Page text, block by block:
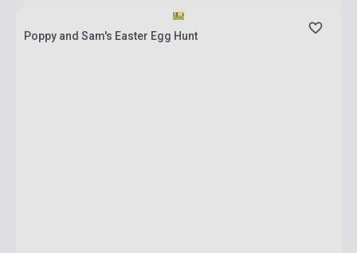
Poppy and Sam's Easter Egg Hunt